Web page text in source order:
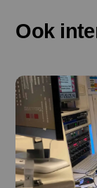
Ook